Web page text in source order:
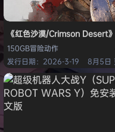
《红色沙漠/Crimson Desert
150GB冒险动作
发行日期：2026-3-19
8月5日